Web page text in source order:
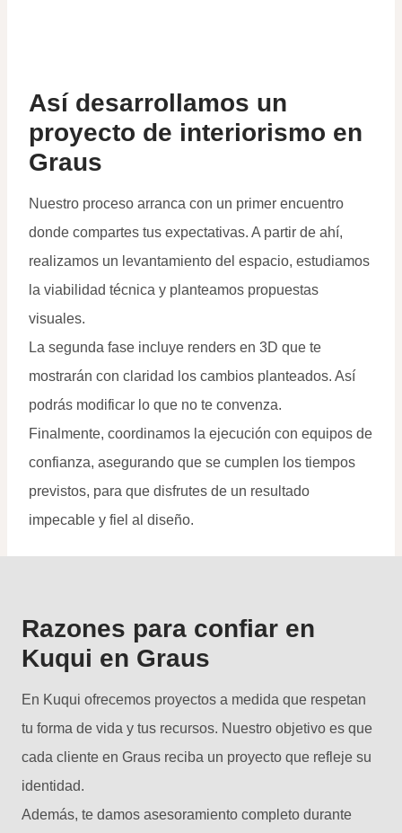
Así desarrollamos un
proyecto de interiorismo en
Graus
Nuestro proceso arranca con un primer encuentro
donde compartes tus expectativas. A partir de ahí,
realizamos un levantamiento del espacio, estudiamos
la viabilidad técnica y planteamos propuestas
visuales.
La segunda fase incluye renders en 3D que te
mostrarán con claridad los cambios planteados. Así
podrás modificar lo que no te convenza.
Finalmente, coordinamos la ejecución con equipos de
confianza, asegurando que se cumplen los tiempos
previstos, para que disfrutes de un resultado
impecable y fiel al diseño.
Razones para confiar en
Kuqui en Graus
En Kuqui ofrecemos proyectos a medida que respetan
tu forma de vida y tus recursos. Nuestro objetivo es que
cada cliente en Graus reciba un proyecto que refleje su
identidad.
Además, te damos asesoramiento completo durante